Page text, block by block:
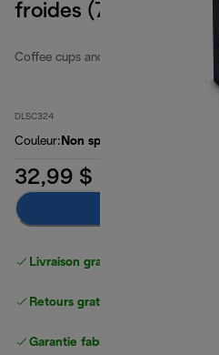
froides (7.4fl oz/
Coffee cups and glasses
DLSC324
Couleur: Non spécifié
32,99 $
Livraison gratuite pour les
Retours gratuits
Garantie fabricant complète